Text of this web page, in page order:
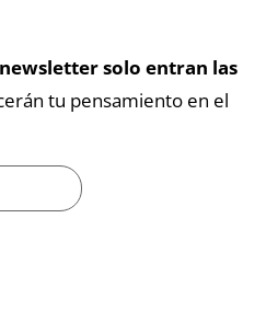
solo entran las
tu pensamiento en el